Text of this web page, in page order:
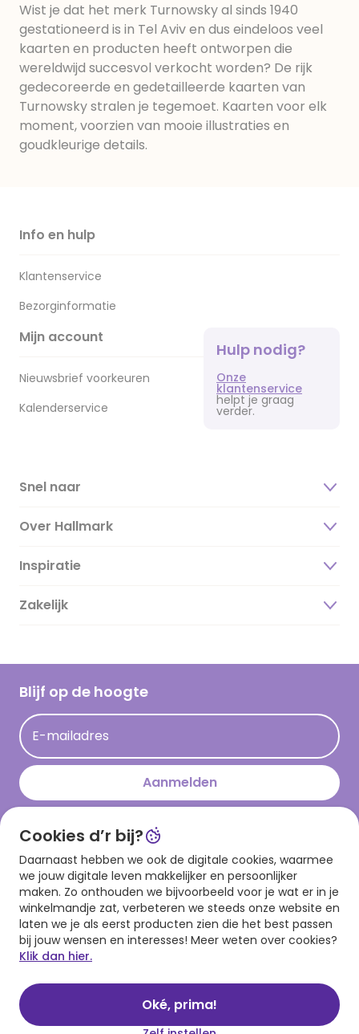
Wist je dat het merk Turnowsky al sinds 1940
gestationeerd is in Tel Aviv en dus eindeloos veel
kaarten en producten heeft ontworpen die
wereldwijd succesvol verkocht worden? De rijk
gedecoreerde en gedetailleerde kaarten van
Turnowsky stralen je tegemoet. Kaarten voor elk
moment, voorzien van mooie illustraties en
goudkleurige details.
Info en hulp
Klantenservice
Bezorginformatie
Mijn account
Nieuwsbrief voorkeuren
Kalenderservice
Hulp nodig?
Onze
klantenservice
helpt je graag
verder.
Snel naar
Over Hallmark
Over ons
Duurzaamheid
Hallmark Kaartclub
Acties
Persberichten
Hallmark en Kinderpostzegels
Inspiratie
Magazine
Cadeau inspiratie
Kaartinspiratie
Zakelijk
Blijf op de hoogte
E-mailadres
Aanmelden
Download onze app
Cookies d’r bij?
Daarnaast hebben we ook de digitale cookies, waarmee
we jouw digitale leven makkelijker en persoonlijker
maken. Zo onthouden we bijvoorbeeld voor je wat er in je
winkelmandje zat, verbeteren we steeds onze website en
laten we je als eerst producten zien die het best passen
bij jouw wensen en interesses! Meer weten over cookies?
Klik dan hier.
Oké, prima!